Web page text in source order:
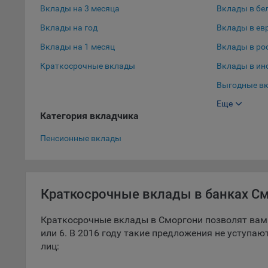
При
Вклады на 3 месяца
Вклады на год
Вклады на 1 месяц
Краткосрочные вклады
Вклады в
Вклады в
Вклады в
Вклады в
Выгодные
Выгодные
Еще
Категория вкладчика
Пенсионные вклады
Краткосрочные вклады в банках
Краткосрочные вклады в Сморгони позволят
или 6. В 2016 году такие предложения не
лиц: